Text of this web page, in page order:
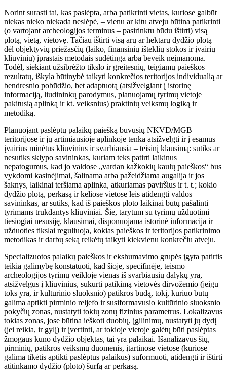
Norint surasti tai, kas paslėpta, arba patikrinti vietas, kuriose galbūt
niekas nieko niekada neslėpė, – vienu ar kitu atveju būtina patikrinti
(o vartojant archeologijos terminus – pasirinktu būdu ištirti) visą
plotą, vietą, vietovę. Tačiau ištirti visą arų ar hektarų dydžio plotą
dėl objektyvių priežasčių (laiko, finansinių išteklių stokos ir įvairių
kliuvinių) įprastais metodais sudėtinga arba beveik neįmanoma.
Todėl, siekiant užsibrėžto tikslo ir greitesnių, teigiamų paieškos
rezultatų, iškyla būtinybė taikyti konkrečios teritorijos individualią ar
bendresnio pobūdžio, bet adaptuotą (atsižvelgiant į istorinę
informaciją, liudininkų parodymus, planuojamų tyrimų vietoje
pakitusią aplinką ir kt. veiksnius) praktinių veiksmų logiką ir
metodiką.
Planuojant paslėptų palaikų paiešką buvusių NKVD/MGB
teritorijose ir jų artimiausioje aplinkoje tenka atsižvelgti ir į esamus
įvairius minėtus kliuvinius ir svarbiausia – teisinį klausimą: sutiks ar
nesutiks sklypo savininkas, kuriam teks patirti laikinus
nepatogumus, kad jo valdose „vardan kažkokių kaulų paieškos“ bus
vykdomi kasinėjimai, šalinama arba pažeidžiama augalija ir jos
šaknys, laikinai teršiama aplinka, atkuriamas paviršius ir t. t.; kokio
dydžio plotą, perkasą ir keliose vietose leis atidengti valdos
savininkas, ar sutiks, kad iš paieškos ploto laikinai būtų pašalinti
tyrimams trukdantys kliuviniai. Šie, tarytum su tyrimų užduotimi
tiesiogiai nesusiję, klausimai, disponuojama istorinė informacija ir
užduoties tikslai reguliuoja, kokias paieškos ir teritorijos patikrinimo
metodikas ir darbų seką reikėtų taikyti kiekvienu konkrečiu atveju.
Specializuotos palaikų paieškos ir ekshumavimo grupės įgyta patirtis
teikia galimybę konstatuoti, kad šioje, specifinėje, teismo
archeologijos tyrimų veikloje vienas iš svarbiausių dalykų yra,
atsižvelgus į kliuvinius, sukurti patikimą vietovės dirvožemio (jeigu
toks yra, ir kultūrinio sluoksnio) patikros būdą, tokį, kuriuo būtų
galima aptikti pirminio reljefo ir susiformavusio kultūrinio sluoksnio
pokyčių zonas, nustatyti tokių zonų fizinius parametrus. Lokalizavus
tokias zonas, jose būtina ieškoti duobių, įgilinimų, nustatyti jų dydį
(jei reikia, ir gylį) ir įvertinti, ar tokioje vietoje galėtų būti paslėptas
žmogaus kūno dydžio objektas, tai yra palaikai. Išanalizavus šių,
pirminių, patikros veiksmų duomenis, įtartinose vietose (kuriose
galima tikėtis aptikti paslėptus palaikus) suformuoti, atidengti ir ištirti
atitinkamo dydžio (ploto) šurfą ar perkasą.